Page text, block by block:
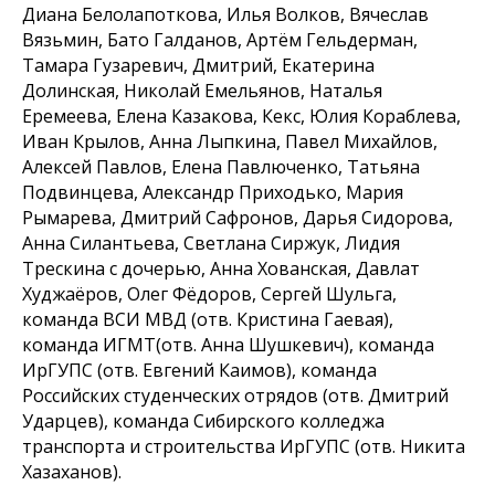
Диана Белолапоткова, Илья Волков, Вячеслав
Вязьмин, Бато Галданов, Артём Гельдерман,
Тамара Гузаревич, Дмитрий, Екатерина
Долинская, Николай Емельянов, Наталья
Еремеева, Елена Казакова, Кекс, Юлия Кораблева,
Иван Крылов, Анна Лыпкина, Павел Михайлов,
Алексей Павлов, Елена Павлюченко, Татьяна
Подвинцева, Александр Приходько, Мария
Рымарева, Дмитрий Сафронов, Дарья Сидорова,
Анна Силантьева, Светлана Сиржук, Лидия
Трескина с дочерью, Анна Хованская, Давлат
Худжаёров, Олег Фёдоров, Сергей Шульга,
команда ВСИ МВД (отв. Кристина Гаевая),
команда ИГМТ(отв. Анна Шушкевич), команда
ИрГУПС (отв. Евгений Каимов), команда
Российских студенческих отрядов (отв. Дмитрий
Ударцев), команда Сибирского колледжа
транспорта и строительства ИрГУПС (отв. Никита
Хазаханов).